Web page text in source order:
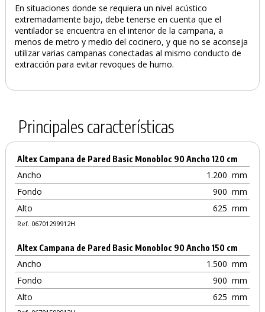
En situaciones donde se requiera un nivel acústico
extremadamente bajo, debe tenerse en cuenta que el
ventilador se encuentra en el interior de la campana, a
menos de metro y medio del cocinero, y que no se aconseja
utilizar varias campanas conectadas al mismo conducto de
extracción para evitar revoques de humo.
Principales características
Altex Campana de Pared Basic Monobloc 90 Ancho 120 cm
Ancho 1.200 mm
Fondo
900 mm
Alto
625 mm
Ref. 06701299912H
Altex Campana de Pared Basic Monobloc 90 Ancho 150 cm
Ancho 1.500 mm
Fondo
900 mm
Alto
625 mm